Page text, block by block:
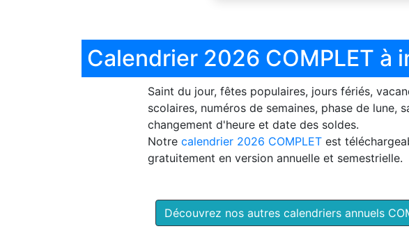
Calendrier 2026 COMPLET à
Saint du jour, fêtes populaires, jours fériés,
scolaires, numéros de semaines, phase de lune,
changement d'heure et date des soldes.
Notre calendrier 2026 COMPLET est
gratuitement en version annuelle et semestrielle.
Découvrez nos autres calendriers annuels